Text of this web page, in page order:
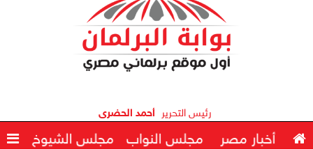
رئيس التحرير أحمد الحضرى
 أخبار مصر مجلس النواب مجلس الشيوخ 